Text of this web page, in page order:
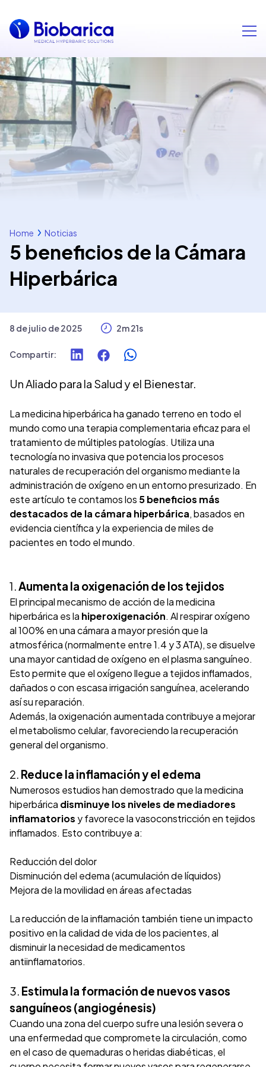
Home Noticias
5 beneficios de la Cámara
Hiperbárica
8 de julio de 2025 2m 21s
Compartir:
Un Aliado para la Salud y el Bienestar.
La medicina hiperbárica ha ganado terreno en todo el
mundo como una terapia complementaria eficaz para el
tratamiento de múltiples patologías. Utiliza una
tecnología no invasiva que potencia los procesos
naturales de recuperación del organismo mediante la
administración de oxígeno en un entorno presurizado. En
este artículo te contamos los 5 beneficios más
destacados de la cámara hiperbárica, basados en
evidencia científica y la experiencia de miles de
pacientes en todo el mundo.
1.Aumenta la oxigenación de los tejidos
El principal mecanismo de acción de la medicina
hiperbárica es la hiperoxigenación. Al respirar oxígeno
al 100% en una cámara a mayor presión que la
atmosférica (normalmente entre 1.4 y 3 ATA), se disuelve
una mayor cantidad de oxígeno en el plasma sanguíneo.
Esto permite que el oxígeno llegue a tejidos inflamados,
dañados o con escasa irrigación sanguínea, acelerando
así su reparación.
Además, la oxigenación aumentada contribuye a mejorar
el metabolismo celular, favoreciendo la recuperación
general del organismo.
2. Reduce la inflamación y el edema
Numerosos estudios han demostrado que la medicina
hiperbárica disminuye los niveles de mediadores
inflamatorios y favorece la vasoconstricción en tejidos
inflamados. Esto contribuye a:
Reducción del dolor
Disminución del edema (acumulación de líquidos)
Mejora de la movilidad en áreas afectadas
La reducción de la inflamación también tiene un impacto
positivo en la calidad de vida de los pacientes, al
disminuir la necesidad de medicamentos
antiinflamatorios.
3. Estimula la formación de nuevos vasos
sanguíneos (angiogénesis)
Cuando una zona del cuerpo sufre una lesión severa o
una enfermedad que compromete la circulación, como
en el caso de quemaduras o heridas diabéticas, el